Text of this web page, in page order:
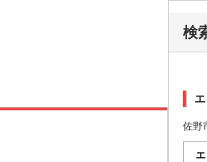
検
佐野